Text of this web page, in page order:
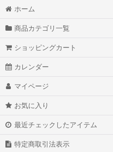
Fate Apocrypha
THE FLASH フラッシュシリーズ
ヴァイオレット・エヴァーガーデン
ホーム
商品カテゴリ一覧
ショッピングカート
カレンダー
マイページ
お気に入り
最近チェックしたアイテム
特定商取引法表示